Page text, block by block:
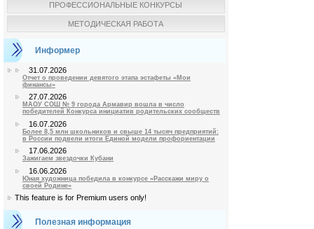
ПРОФЕССИОНАЛЬНЫЕ КОНКУРСЫ
МЕТОДИЧЕСКАЯ РАБОТА
Информер
31.07.2026
Отчет о проведении девятого этапа эстафеты «Мои
финансы»
27.07.2026
МАОУ СОШ № 9 города Армавир вошла в число
победителей Конкурса инициатив родительских сообществ
16.07.2026
Более 8,5 млн школьников и свыше 14 тысяч предприятий:
в России подвели итоги Единой модели профориентации
17.06.2026
Зажигаем звездочки Кубани
16.06.2026
Юная художница победила в конкурсе «Расскажи миру о
своей Родине»
This feature is for Premium users only!
Полезная информация